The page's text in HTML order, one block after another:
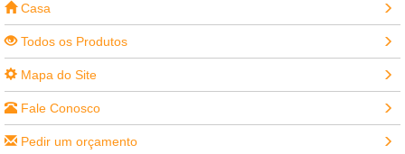
Casa
Todos os Produtos
Mapa do Site
Fale Conosco
Pedir um orçamento